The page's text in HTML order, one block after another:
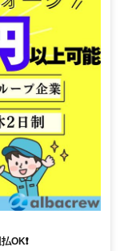
OK❗